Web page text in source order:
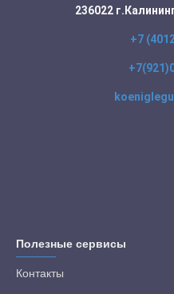
236022
+7
Полезные сервисы
Контакты